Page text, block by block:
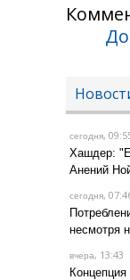
сегодня,
Хашдер:
Анений
сегодня,
несмотря
вчера, 13:43